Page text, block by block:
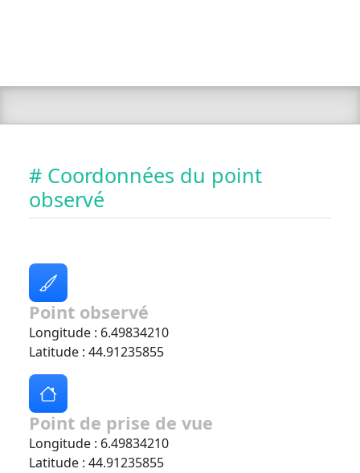
# Coordonnées du point
observé
Point observé
Longitude : 6.49834210
Latitude : 44.91235855
Point de prise de vue
Longitude : 6.49834210
Latitude : 44.91235855